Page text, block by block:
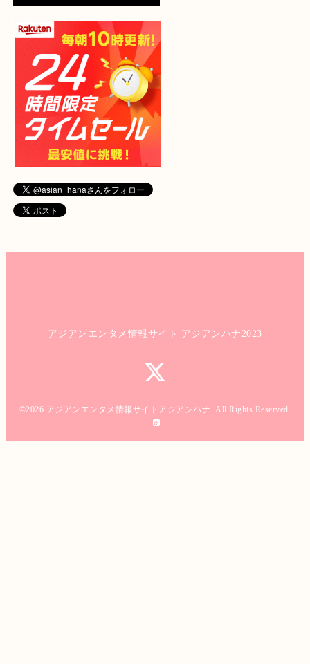
アジアンエンタメ情報サイト アジアンハナ2023
©2026 アジアンエンタメ情報サイトアジアンハナ . All Rights Reserved.